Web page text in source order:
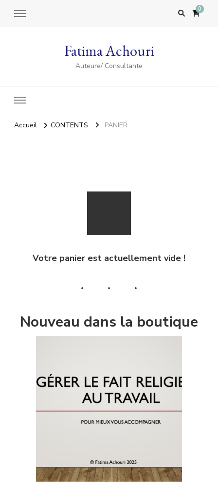
0
Fatima Achouri
Auteure/ Consultante
Accueil CONTENTS PANIER
Votre panier est actuellement vide !
Nouveau dans la boutique